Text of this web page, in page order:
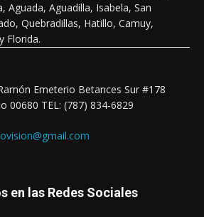
Aguada, Aguadilla, Isabela, San
Quebradillas, Hatillo, Camuy,
Florida.
Emeterio Betances Sur #178
00680 TEL: (787) 834-6829
en las Redes Sociales